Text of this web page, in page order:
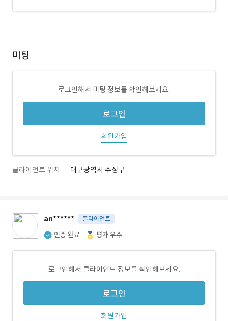
미팅
로그인해서 미팅 정보를 확인해보세요.
로그인
회원가입
클라이언트 위치 대구광역시 수성구
an****** 클라이언트
인증 완료 평가 우수
로그인해서 클라이언트 정보를 확인해보세요.
로그인
회원가입